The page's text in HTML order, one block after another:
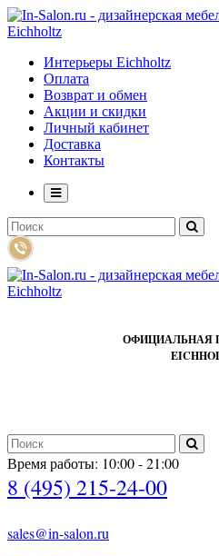
Интерьеры Eichholtz
Оплата
Возврат и обмен
Акции и скидки
Личный кабинет
Доставка
Контакты
ОФИЦИАЛЬНАЯ
Время работы: 10:00 - 21:00
8 (495) 215-24-00
sales@in-salon.ru